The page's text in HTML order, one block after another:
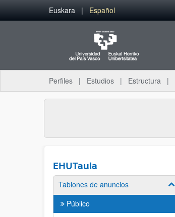
Euskara Español
Perfiles Estudios Estructura
EHUTaula
Tablones de anuncios
Público